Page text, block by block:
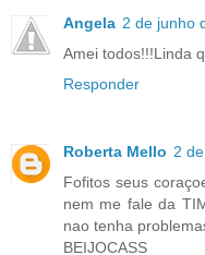
Angela 2 de junho
Amei todos!!!Linda
Responder
Roberta Mello 2
Fofitos seus
nem me fale da
nao tenha
BEIJOCASS